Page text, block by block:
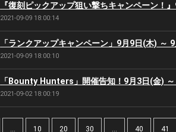
『復刻ピックアップ狙い撃ちキャンペーン！
2021-09-09 18:00:14
「ランクアップキャンペーン」9月9日(木) ～
2021-09-09 18:00:10
「Bounty Hunters」開催告知！9月3日(金)
2021-09-02 18:00:19
... 10 20 30 ... 40 41